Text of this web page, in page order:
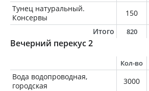
Тунец натуральный.
Консервы
150
Итого
820
Вечерний перекус 2
Кол-во
Вода водопроводная,
городская
3000